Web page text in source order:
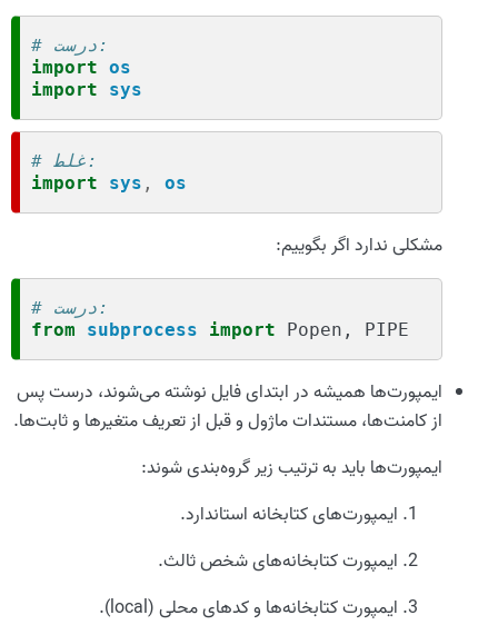
# درست:
import os
import
sys
# غلط:
import
sys , os
مشکلی ندارد اگر بگوییم:
# درست:
from
subprocess import Popen , PIPE
ایمپورت‌ها همیشه در ابتدای فایل نوشته می‌شوند، درست پس
از کامنت‌ها، مستندات ماژول و قبل از تعریف متغیرها و ثابت‌ها.
ایمپورت‌ها باید به ترتیب زیر گروه‌بندی شوند:
ایمپورت‌های کتابخانه استاندارد.
ایمپورت کتابخانه‌های شخص ثالث.
ایمپورت کتابخانه‌ها و کدهای محلی (local).